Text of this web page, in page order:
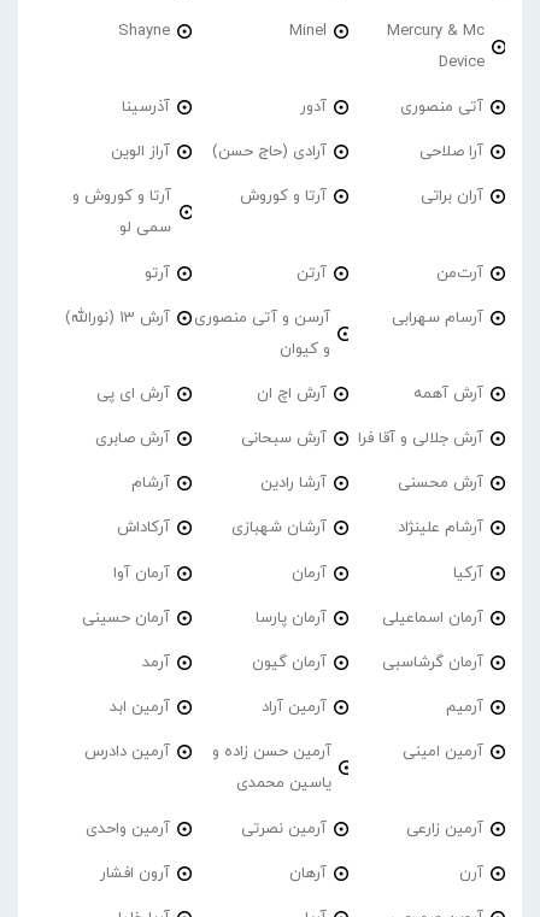
Mercury & Mc
Device
Minel
Shayne
آتی منصوری آدور آذرسینا
آرا صلاحی آرادی (حاج حسن) آراز الوین
آران براتی آرتا و کوروش
آرتا و کوروش و
سمی لو
آرت‌من آرتن آرتو
آرسام سهرابی
آرسن و آتی منصوری
و کیوان
آرش 13 (نورالله)
آرش آهمه آرش اچ ان آرش ای پی
آرش جلالی و آقا فرا آرش سبحانی آرش صابری
آرش محسنی آرشا رادین آرشام
آرشام علینژاد آرشان شهبازی آرکاداش
آرکیا آرمان آرمان آوا
آرمان اسماعیلی آرمان پارسا آرمان حسینی
آرمان گرشاسبی آرمان گیون آرمد
آرمیم آرمین آراد آرمین ابد
آرمین امینی
آرمین حسن زاده و
یاسین محمدی
آرمین دادرس
آرمین زارعی آرمین نصرتی آرمین واحدی
آرن آرهان آرون افشار